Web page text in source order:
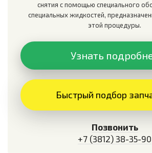
снятия с помощью специального
специальных жидкостей,
этой процедуры.
Узнать
Быстрый подбор
Позвонить
+7 (3812) 38-35-90